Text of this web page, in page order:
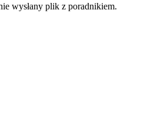
wysłany plik z poradnikiem.